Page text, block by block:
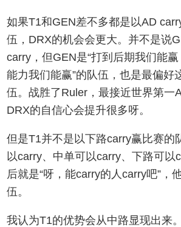
如果T1和GEN差不多都是以AD
伍，DRX的机会会更大。并不是说
carry，但GEN是“打到后期我们能
能力我们能赢”的队伍，也是最偏好
伍。战胜了Ruler，最接近世界第一
DRX的自信心会提升很多呀。
但是T1并不是以下路carry赢比赛的
以carry、中单可以carry、下路可以
后就是“呀，能carry的人carry吧”，
伍。
我认为T1的优势会从中路显现出来。